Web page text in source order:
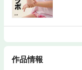
作品情報